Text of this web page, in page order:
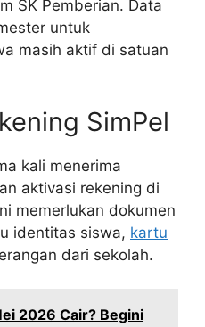
SK Pemberian. Data
untuk
masih aktif di satuan
SimPel
kali menerima
aktivasi rekening di
memerlukan dokumen
identitas siswa, kartu
dari sekolah.
2026 Cair? Begini